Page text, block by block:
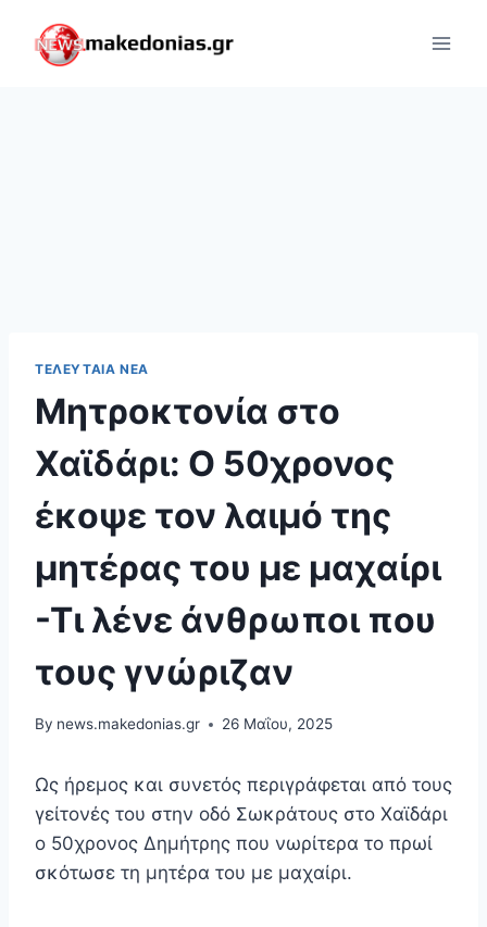
content
ΤΕΛΕΥΤΑΊΑ ΝΈΑ
Μητροκτονία στο
Χαϊδάρι: Ο 50χρονος
έκοψε τον λαιμό της
μητέρας του με μαχαίρι
-Τι λένε άνθρωποι που
τους γνώριζαν
By news.makedonias.gr 26 Μαΐου, 2025
Ως ήρεμος και συνετός περιγράφεται από τους
γείτονές του στην οδό Σωκράτους στο Χαϊδάρι
ο 50χρονος Δημήτρης που νωρίτερα το πρωί
σκότωσε τη μητέρα του με μαχαίρι.